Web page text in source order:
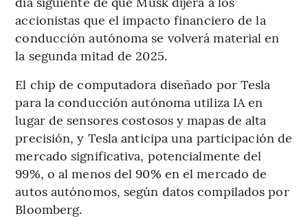
accionistas que el impacto financiero de la
conducción autónoma se volverá material en
la segunda mitad de 2025.
El chip de computadora diseñado por Tesla
para la conducción autónoma utiliza IA en
lugar de sensores costosos y mapas de alta
precisión, y Tesla anticipa una participación de
mercado significativa, potencialmente del
99%, o al menos del 90% en el mercado de
autos autónomos, según datos compilados por
Bloomberg.